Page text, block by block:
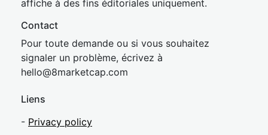
affiche à des fins éditoriales uniquement.
Contact
Pour toute demande ou si vous souhaitez
signaler un problème, écrivez à
hello@8marketcap.com
Liens
- Privacy policy